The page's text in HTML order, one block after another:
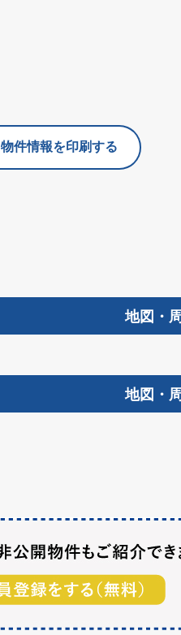
物件情報を印刷する
地図・
地図・